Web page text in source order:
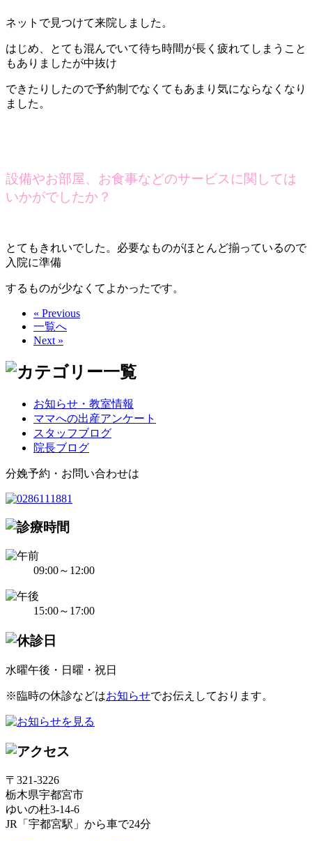
ネットで見つけて来院しました。
はじめ、とても混んでいて待ち時間が長く疲れてしまうこと
もありましたが中抜け
できたりしたので予約制でなくてもあまり気にならなくなり
ました。
設備やお部屋、お食事などのサービスに関しては
いかがでしたか？
とてもきれいでした。必要なものがほとんど揃っているので
入院に準備
するものが少なくてよかったです。
« Previous
一覧へ
Next »
お知らせ・教室情報
ママへの出産アンケート
スタッフブログ
院長ブログ
分娩予約・お問い合わせは
09:00～12:00
15:00～17:00
水曜午後・日曜・祝日
※臨時の休診などはお知らせでお伝えしております。
〒321-3226
栃木県宇都宮市
ゆいの杜3-14-6
JR「宇都宮駅」から車で24分